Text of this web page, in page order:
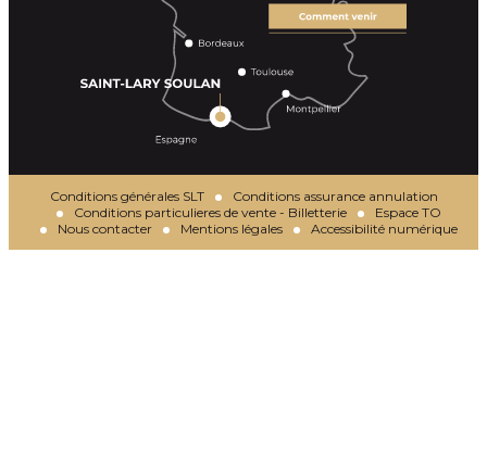
Conditions générales SLT
Conditions assurance annulation
Conditions particulieres de vente - Billetterie
Espace TO
Nous contacter
Mentions légales Accessibilité numérique